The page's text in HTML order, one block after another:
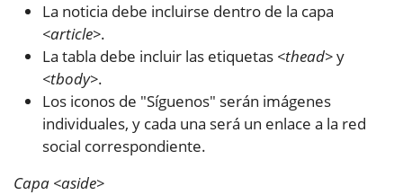
La noticia debe incluirse dentro de la capa
<article>.
La tabla debe incluir las etiquetas <thead>y
<tbody>.
Los iconos de "Síguenos" serán imágenes
individuales, y cada una será un enlace a la red
social correspondiente.
Capa <aside>